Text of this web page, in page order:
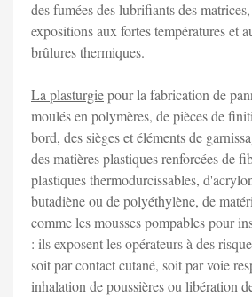
des fumées des lubrifiants des
expositions aux fortes températures et
brûlures thermiques.
La plasturgiepour la fabrication de
moulés en polymères, de pièces de
bord, des sièges et éléments de
des matières plastiques renforcées de
plastiques thermodurcissables,
butadiène ou de polyéthylène, de
comme les mousses pompables pour
: ils exposent les opérateurs à des
soit par contact cutané, soit par voie
inhalation de poussières ou libération